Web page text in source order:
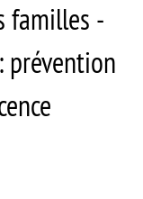
familles -
prévention